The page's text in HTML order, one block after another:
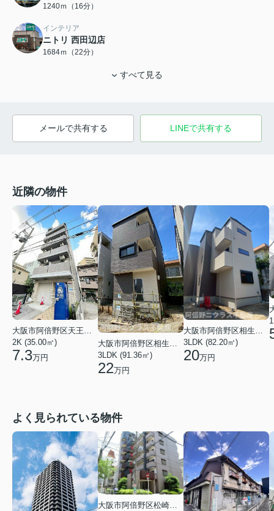
1240ｍ（16分）
インテリア
ニトリ 西田辺店
1684ｍ（22分）
すべて見る
メールで共有する LINEで共有する
近隣の物件
2K (35.00㎡)
7.3万円
3LDK (91.36㎡)
22万円
3LDK (82.20㎡)
20万円
よく見られている物件